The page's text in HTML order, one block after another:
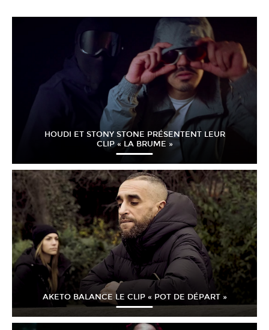
HOUDI ET STONY STONE PRÉSENTENT LEUR
CLIP « LA BRUME »
AKETO BALANCE LE CLIP « POT DE DÉPART »